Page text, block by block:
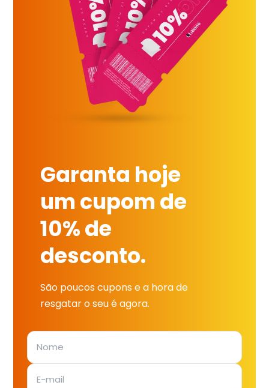
Garanta hoje
um cupom de
10% de
desconto.
São poucos cupons e a hora de
resgatar o seu é agora.